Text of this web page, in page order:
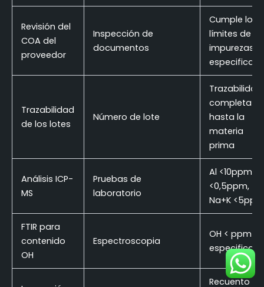
Revisión del
COA del
proveedor
Inspección de
documentos
Cumple los
límites de
impurezas
Trazabilidad
de los lotes
Número de lote
Trazabilidad
completa
hasta la
materia
prima
Análisis ICP-
MS
Pruebas de
laboratorio
Al <10ppm,
<0,5ppm,
Na+K <5ppm
FTIR para
contenido
OH
Espectroscopia
OH < ppm
Recuento de